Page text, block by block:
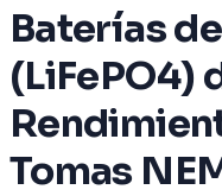
Baterías
(LiFePO4)
Tomas